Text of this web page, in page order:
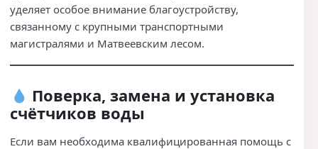
уделяет особое внимание благоустройству,
связанному с крупными транспортными
магистралями и Матвеевским лесом.
Поверка, замена и установка
счётчиков воды
Если вам необходима квалифицированная помощь с